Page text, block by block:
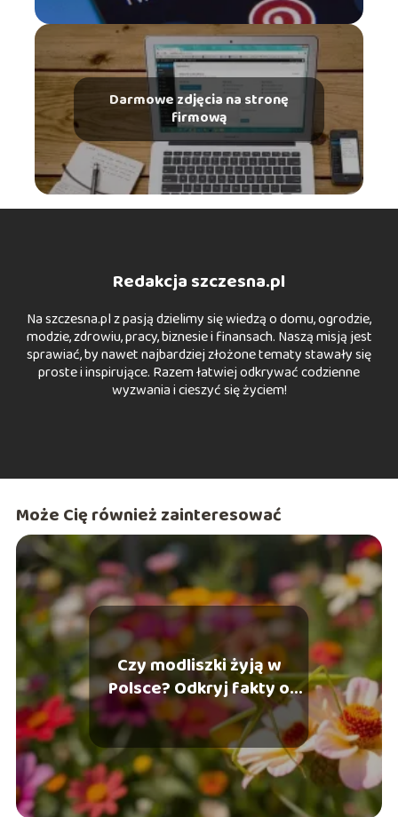
Darmowe zdjęcia na stronę
firmową
Redakcja szczesna.pl
Na szczesna.pl z pasją dzielimy się wiedzą o domu, ogrodzie,
modzie, zdrowiu, pracy, biznesie i finansach. Naszą misją jest
sprawiać, by nawet najbardziej złożone tematy stawały się
proste i inspirujące. Razem łatwiej odkrywać codzienne
wyzwania i cieszyć się życiem!
Może Cię również zainteresować
Czy modliszki żyją w
Polsce? Odkryj fakty o
tych owadach